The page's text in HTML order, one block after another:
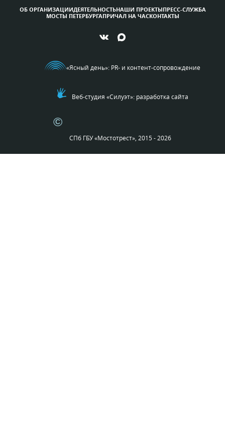
ОБ ОРГАНИЗАЦИИДЕЯТЕЛЬНОСТЬНАШИ ПРОЕКТЫПРЕСС-СЛУЖБА
МОСТЫ ПЕТЕРБУРГАПРИЧАЛ НА ЧАСКОНТАКТЫ
©
СПб ГБУ «Мостотрест», 2015 - 2026
«Ясный день»: PR- и контент-сопровождение
Веб-студия «Силуэт»: разработка сайта